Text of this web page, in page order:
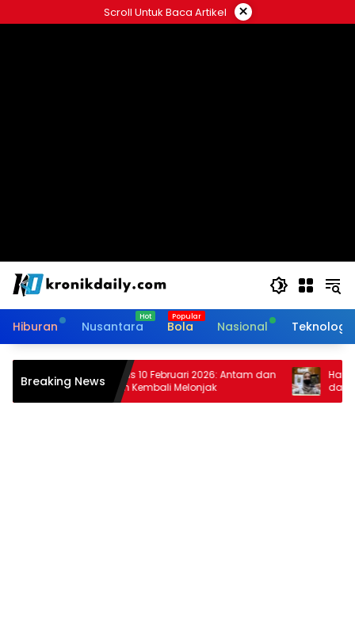
ke
Scroll Untuk Baca Artikel ×
Hiburan Nusantara Bola Nasional Teknologi
Breaking News
Harga Emas 10 Februari 2026: Antam dan
Pegadaian Kembali Melonjak
Harga
dan